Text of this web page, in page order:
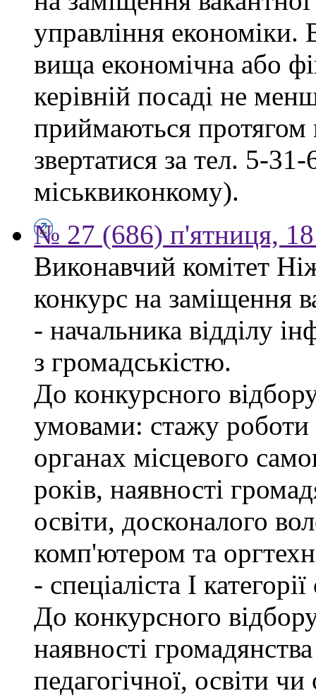
управління економіки.
вища економічна або
керівній посаді не
приймаються протягом
звертатися за тел. 5-
міськвиконкому).
№ 27 (686) п'ятниця,
Виконавчий комітет
конкурс на заміщення
- начальника відділу
з громадськістю.
До конкурсного
умовами: стажу
органах місцевого
років, наявності
освіти, досконалого
комп'ютером та
- спеціаліста І
До конкурсного
наявності
педагогічної, освіти